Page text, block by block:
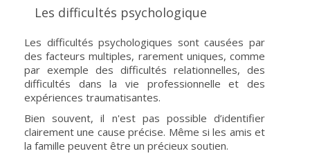
Les difficultés psychologique
Les difficultés psychologiques sont causées par
des facteurs multiples, rarement uniques, comme
par exemple des difficultés relationnelles, des
difficultés dans la vie professionnelle et des
expériences traumatisantes.
Bien souvent, il n'est pas possible d’identifier
clairement une cause précise. Même si les amis et
la famille peuvent être un précieux soutien.